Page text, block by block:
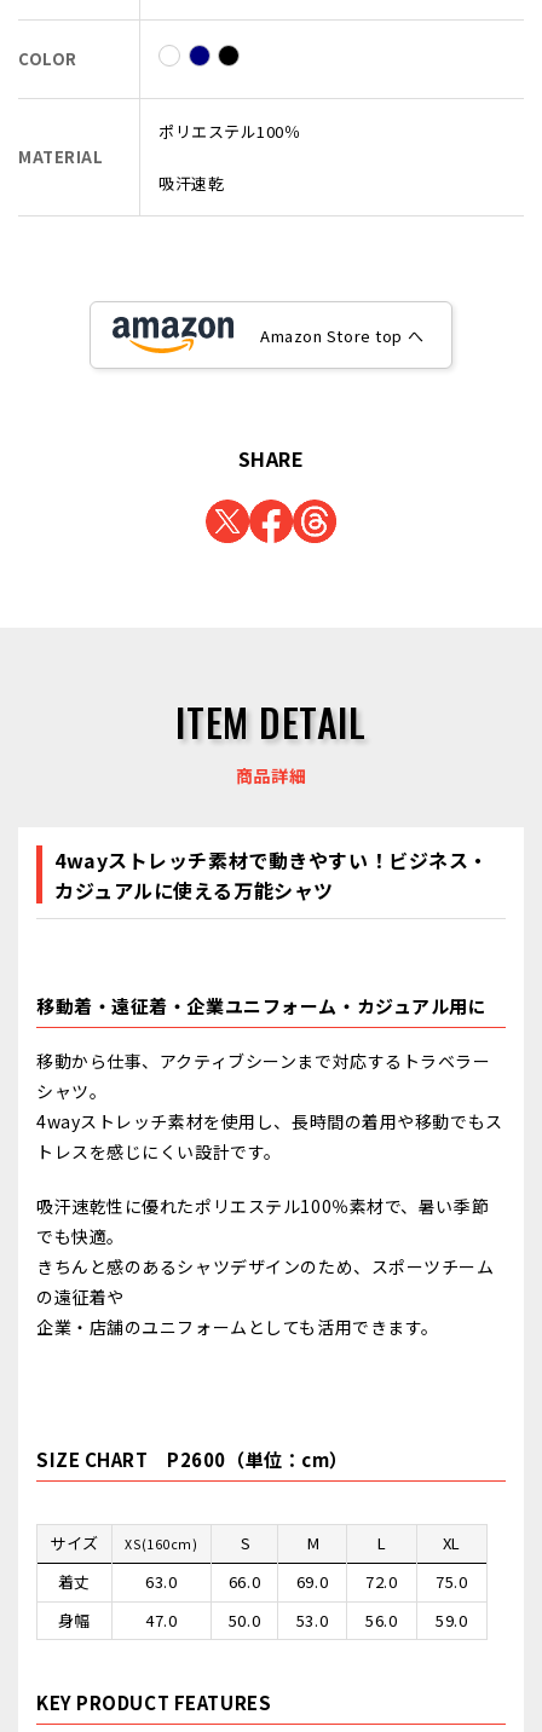
COLOR
MATERIAL
ポリエステル100％
吸汗速乾
Amazon Store top へ
SHARE
ITEM DETAIL
商品詳細
4wayストレッチ素材で動きやすい！ビジネス・
カジュアルに使える万能シャツ
移動着・遠征着・企業ユニフォーム・カジュアル用に
移動から仕事、アクティブシーンまで対応するトラベラー
シャツ。
4wayストレッチ素材を使用し、長時間の着用や移動でもス
トレスを感じにくい設計です。
吸汗速乾性に優れたポリエステル100％素材で、暑い季節
でも快適。
きちんと感のあるシャツデザインのため、スポーツチーム
の遠征着や
企業・店舗のユニフォームとしても活用できます。
SIZE CHART P2600（単位：cm）
サイズ XS(160cm) S M L
XL
着丈
63.0 66.0 69.0 72.0
75.0
身幅
47.0 50.0 53.0 56.0 59.0
KEY PRODUCT FEATURES